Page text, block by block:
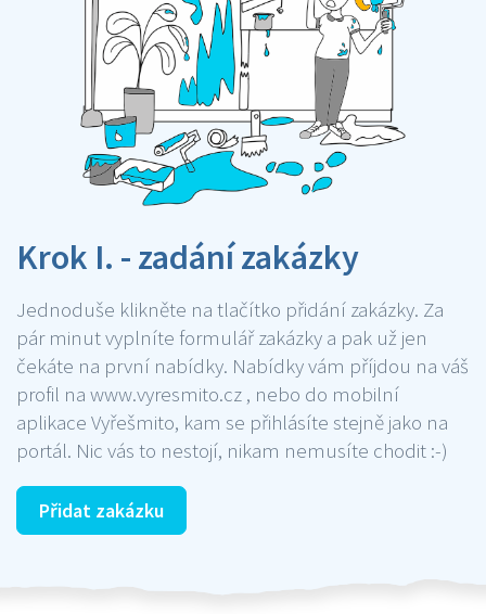
Krok I. - zadání zakázky
Jednoduše klikněte na tlačítko přidání zakázky. Za
pár minut vyplníte formulář zakázky a pak už jen
čekáte na první nabídky. Nabídky vám příjdou na váš
profil na www.vyresmito.cz , nebo do mobilní
aplikace Vyřešmito, kam se přihlásíte stejně jako na
portál. Nic vás to nestojí, nikam nemusíte chodit :-)
Přidat zakázku